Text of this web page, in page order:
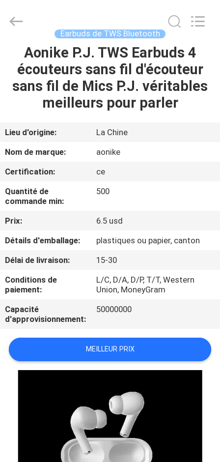
MAISON
PRODUITS
SUJET
DE
NOUS
VISITE
D'USINE
CONTRÔLE
DE
QUALITÉ
CONTACTEZ-
NOUS
DEMANDEZ
UNE
Electronics
Co,ltd.
Earbuds de TWS Bluetooth
Aonike P.J. TWS Earbuds 4
écouteurs sans fil d'écouteur
sans fil de Mics P.J. véritables
meilleurs pour parler
Lieu d'origine:
La Chine
Nom de marque:
aonike
Certification:
ce
Quantité de
commande min:
500
Prix:
6.5 usd
Détails d'emballage:
plastiques ou papier, canton
Délai de livraison:
15-30
Conditions de
paiement:
L/C, D/A, D/P, T/T, Western
Union, MoneyGram
Capacité
d'approvisionnement:
50000000
MEILLEUR PRIX